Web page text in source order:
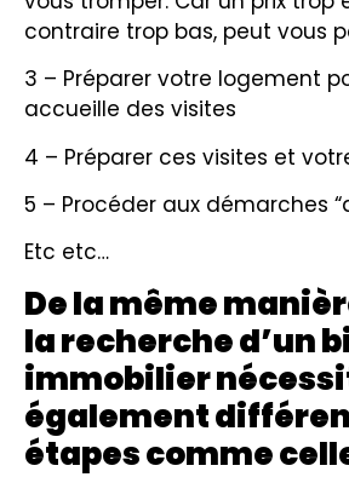
contraire trop bas, peut vous
3 – Préparer votre logement
accueille des visites
4 – Préparer ces visites et
5 – Procéder aux démarches
Etc etc…
De la même
la recherche d’un
immobilier
également
étapes comme